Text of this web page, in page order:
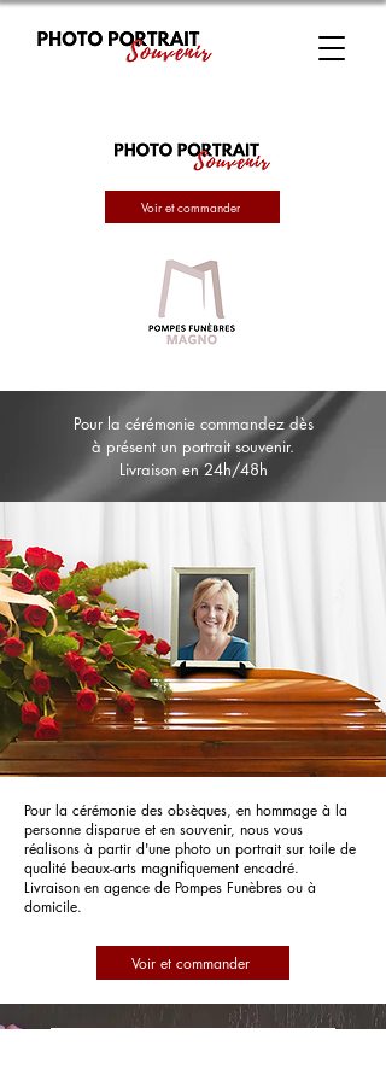
Voir et commander
Pour la cérémonie commandez dès
à présent un portrait souvenir.
Livraison en 24h/48h
Pour la cérémonie des obsèques, en hommage à la
personne disparue et en souvenir, nous vous
réalisons à partir d'une photo un portrait sur toile de
qualité beaux-arts magnifiquement encadré.
Livraison en agence de Pompes Funèbres ou à
domicile.
Voir et commander